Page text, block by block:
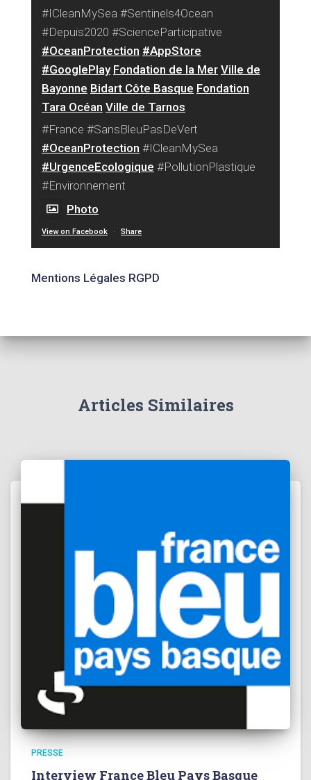
#ICleanMySea #Sentinels4Ocean
#Depuis2020 #ScienceParticipative
#OceanProtection #AppStore
#GooglePlay Fondation de la Mer Ville de
Bayonne Bidart Côte Basque Fondation
Tara Océan Ville de Tarnos
#France #SansBleuPasDeVert
#OceanProtection #ICleanMySea
#UrgenceEcologique #PollutionPlastique
#Environnement
Photo
View on Facebook · Share
Mentions Légales RGPD
Articles Similaires
PRESSE
Interview France Bleu Pays Basque